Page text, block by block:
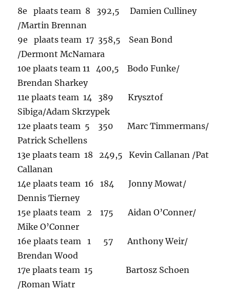
8e plaats team 8 392,5 Damien Culliney
/Martin Brennan
9e plaats team 17 358,5 Sean Bond
/Dermont McNamara
10e plaats team 11 400,5 Bodo Funke/
Brendan Sharkey
11e plaats team 14 389 Krysztof
Sibiga/Adam Skrzypek
12e plaats team 5 350 Marc Timmermans/
Patrick Schellens
13e plaats team 18 249,5 Kevin Callanan /Pat
Callanan
14e plaats team 16 184 Jonny Mowat/
Dennis Tierney
15e plaats team 2 175 Aidan O’Conner/
Mike O’Conner
16e plaats team 1 57 Anthony Weir/
Brendan Wood
17e plaats team 15 Bartosz Schoen
/Roman Wiatr